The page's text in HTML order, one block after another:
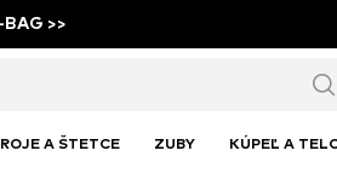
>>
A ŠTETCE ZUBY KÚPEĽ A